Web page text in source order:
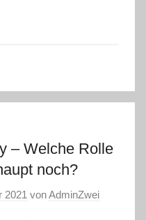
– Welche Rolle
noch?
2021 vonAdminZwei